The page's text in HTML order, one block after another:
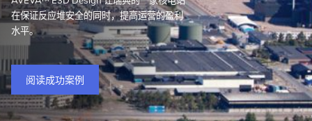
在保证反应堆安全的同时，提高运营的盈利
水平。
阅读成功案例